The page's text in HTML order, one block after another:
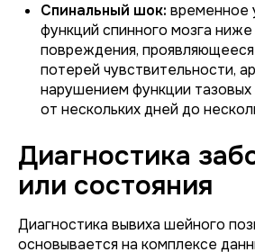
Спинальный шок: временное
функций спинного мозга ниже
повреждения,
потерей чувствительности,
нарушением функции тазовых
от нескольких дней до
Диагностика
или состояния
Диагностика вывиха шейного
основывается на комплексе